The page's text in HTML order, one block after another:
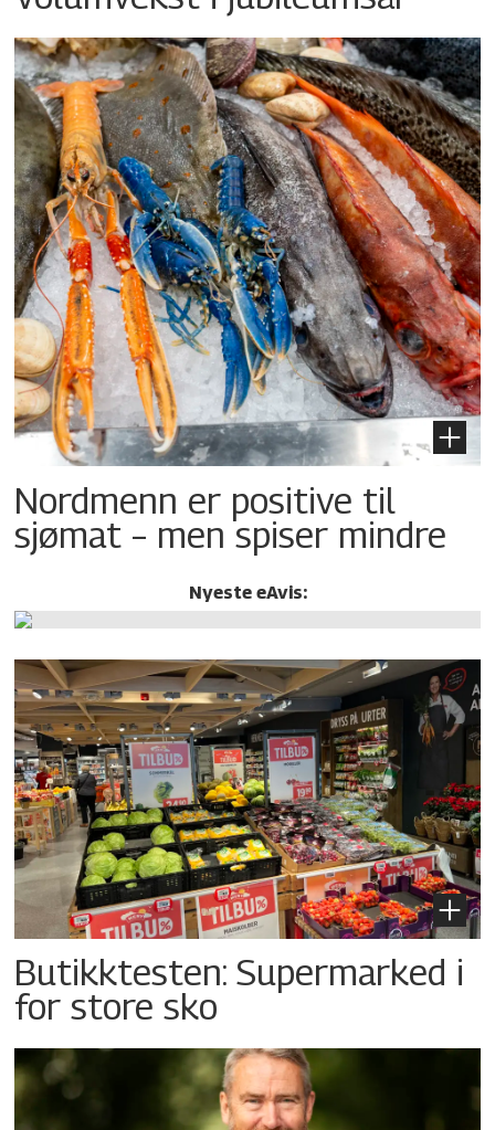
Nordmenn er positive til
sjømat – men spiser mindre
Nyeste eAvis:
Butikktesten: Supermarked i
for store sko